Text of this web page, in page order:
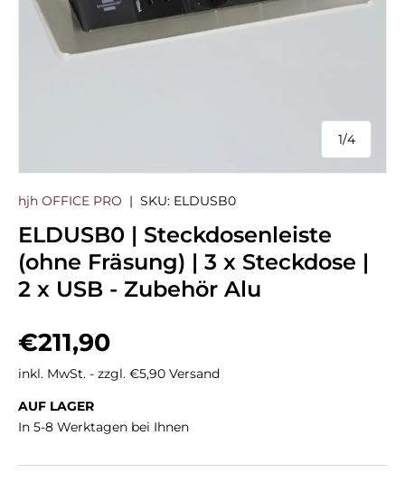
1/
von
4
hjh OFFICE PRO | SKU: ELDUSB0
ELDUSB0 | Steckdosenleiste
(ohne Fräsung) | 3 x Steckdose |
2 x USB - Zubehör Alu
Normaler Preis
€211,90
inkl. MwSt. - zzgl. €5,90 Versand
AUF LAGER
In 5-8 Werktagen bei Ihnen